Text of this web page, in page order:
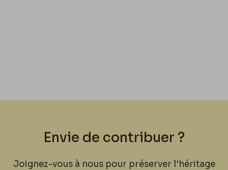
Envie de contribuer ?
Joignez-vous à nous pour préserver l'héritage